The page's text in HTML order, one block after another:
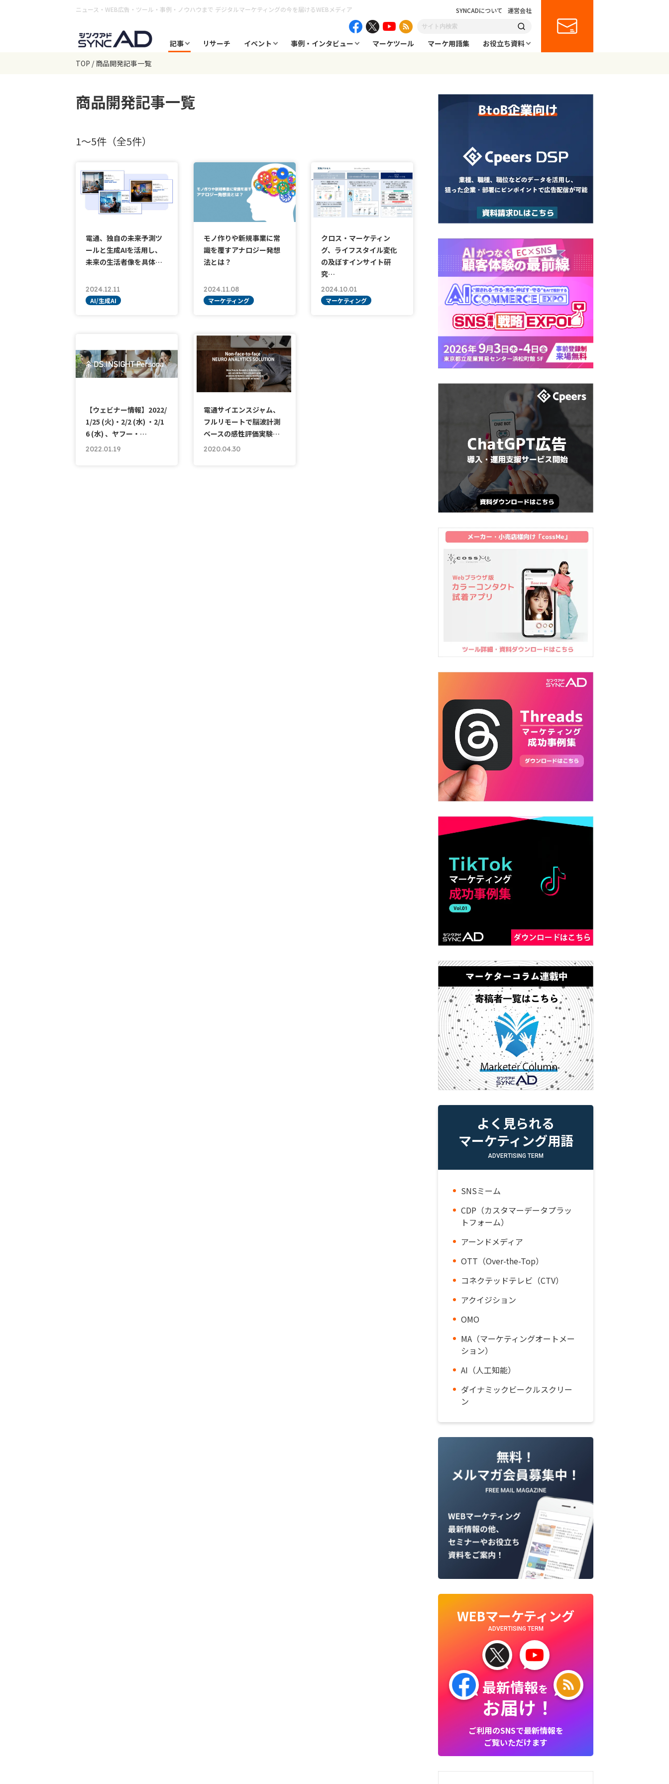
ニュース・WEB広告・ツール・事例・ノウハウまで デジタルマーケティングの今を届けるWEBメディア SYNCADについて 運営会社
記事 リサーチ イベント 事例・インタビュー マーケツール マーケ用語集
お役立ち資料
TOP
商品開発記事一覧
商品開発記事一覧
1〜5件（全5件）
電通、独自の未来予測ツ
ールと生成AIを活用し、
未来の生活者像を具体…
2024.12.11
AI/生成AI
モノ作りや新規事業に常
識を覆すアナロジー発想
法とは？
2024.11.08
マーケティング
クロス・マーケティン
グ、ライフスタイル変化
の及ぼすインサイト研
究…
2024.10.01
マーケティング
【ウェビナー情報】2022/
1/25 (火)・2/2 (水) ・2/1
6 (水) 、ヤフー・…
2022.01.19
電通サイエンスジャム、
フルリモートで脳波計測
ベースの感性評価実験…
2020.04.30
よく見られる
マーケティング用語
ADVERTISING TERM
SNSミーム
CDP（カスタマーデータプラッ
トフォーム）
アーンドメディア
OTT（Over-the-Top）
コネクテッドテレビ（CTV）
アクイジション
OMO
MA（マーケティングオートメー
ション）
AI（人工知能）
ダイナミックビークルスクリー
ン
WEBマーケティング
ADVERTISING TERM
最新情報を
お届け！
ご利用のSNSで最新情報を
ご覧いただけます